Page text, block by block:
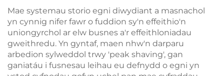
Storio Ynni Diwydiant
Mae systemau storio egni diwydiant a masnachol
yn cynnig nifer fawr o fuddion sy'n effeithio'n
uniongyrchol ar elw busnes a'r effeithloniadau
gweithredu. Yn gyntaf, maen nhw'n darparu
arbedion sylweddol trwy 'peak shaving', gan
ganiatáu i fusnesau leihau eu defnydd o egni yn